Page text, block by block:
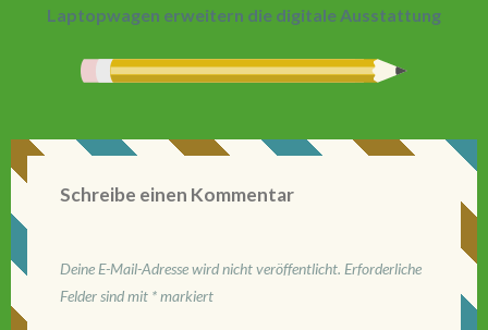
Laptopwagen erweitern die digitale Ausstattung
Schreibe einen Kommentar
Deine E-Mail-Adresse wird nicht veröffentlicht. Erforderliche
Felder sind mit *markiert